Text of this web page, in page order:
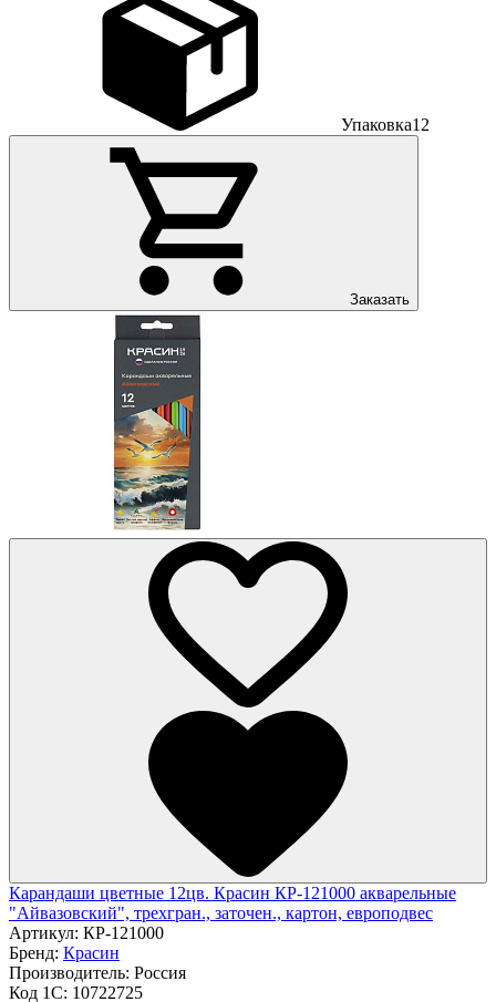
Упаковка12
Заказать
Карандаши цветные 12цв. Красин КР-121000 акварельные
"Айвазовский", трехгран., заточен., картон, европодвес
Артикул: КР-121000
Бренд: Красин
Производитель: Россия
Код 1С: 10722725